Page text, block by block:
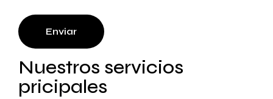
Enviar
Nuestros servicios
pricipales